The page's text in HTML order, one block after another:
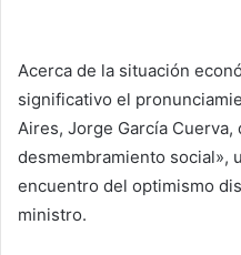
Acerca de la situación
significativo el
Aires, Jorge García
desmembramiento social»,
encuentro del optimismo
ministro.